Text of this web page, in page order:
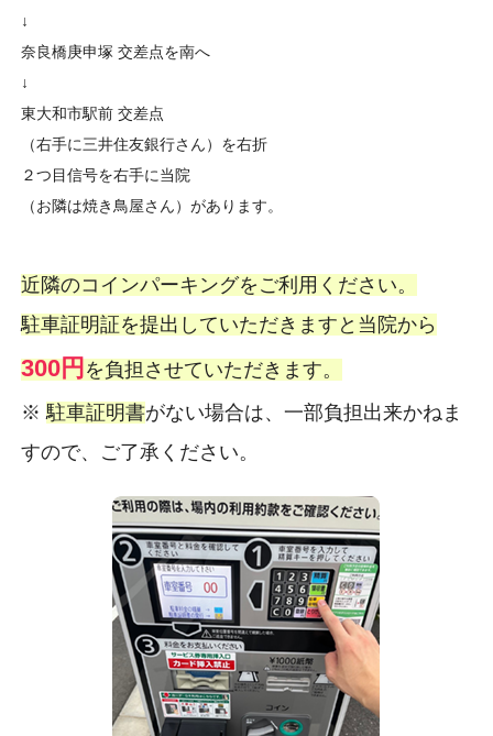
↓
奈良橋庚申塚 交差点を南へ
↓
東大和市駅前 交差点
（右手に三井住友銀行さん）を右折
２つ目信号を右手に当院
（お隣は焼き鳥屋さん）があります。
近隣のコインパーキングをご利用ください。
駐車証明証を提出していただきますと当院から
300円を負担させていただきます。
※ 駐車証明書がない場合は、一部負担出来かねま
すので、ご了承ください。